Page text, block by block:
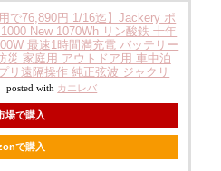
で76,890円 1/16迄】Jackery ポ
New 1070Wh リン酸鉄 十年
最速1時間満充電 バッテリー
災 家庭用 アウトドア用 車中泊
リ遠隔操作 純正弦波 ジャクリ
posted with カエレバ
場で購入
で購入